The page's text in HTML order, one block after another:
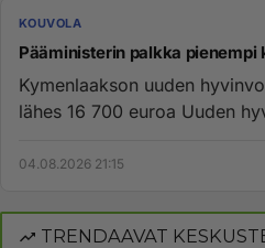
KOUVOLA
Pääministerin palkka pienempi
Kymenlaakson uuden
lähes 16 700 euroa Uuden
04.08.2026 21:15
TRENDAAVAT